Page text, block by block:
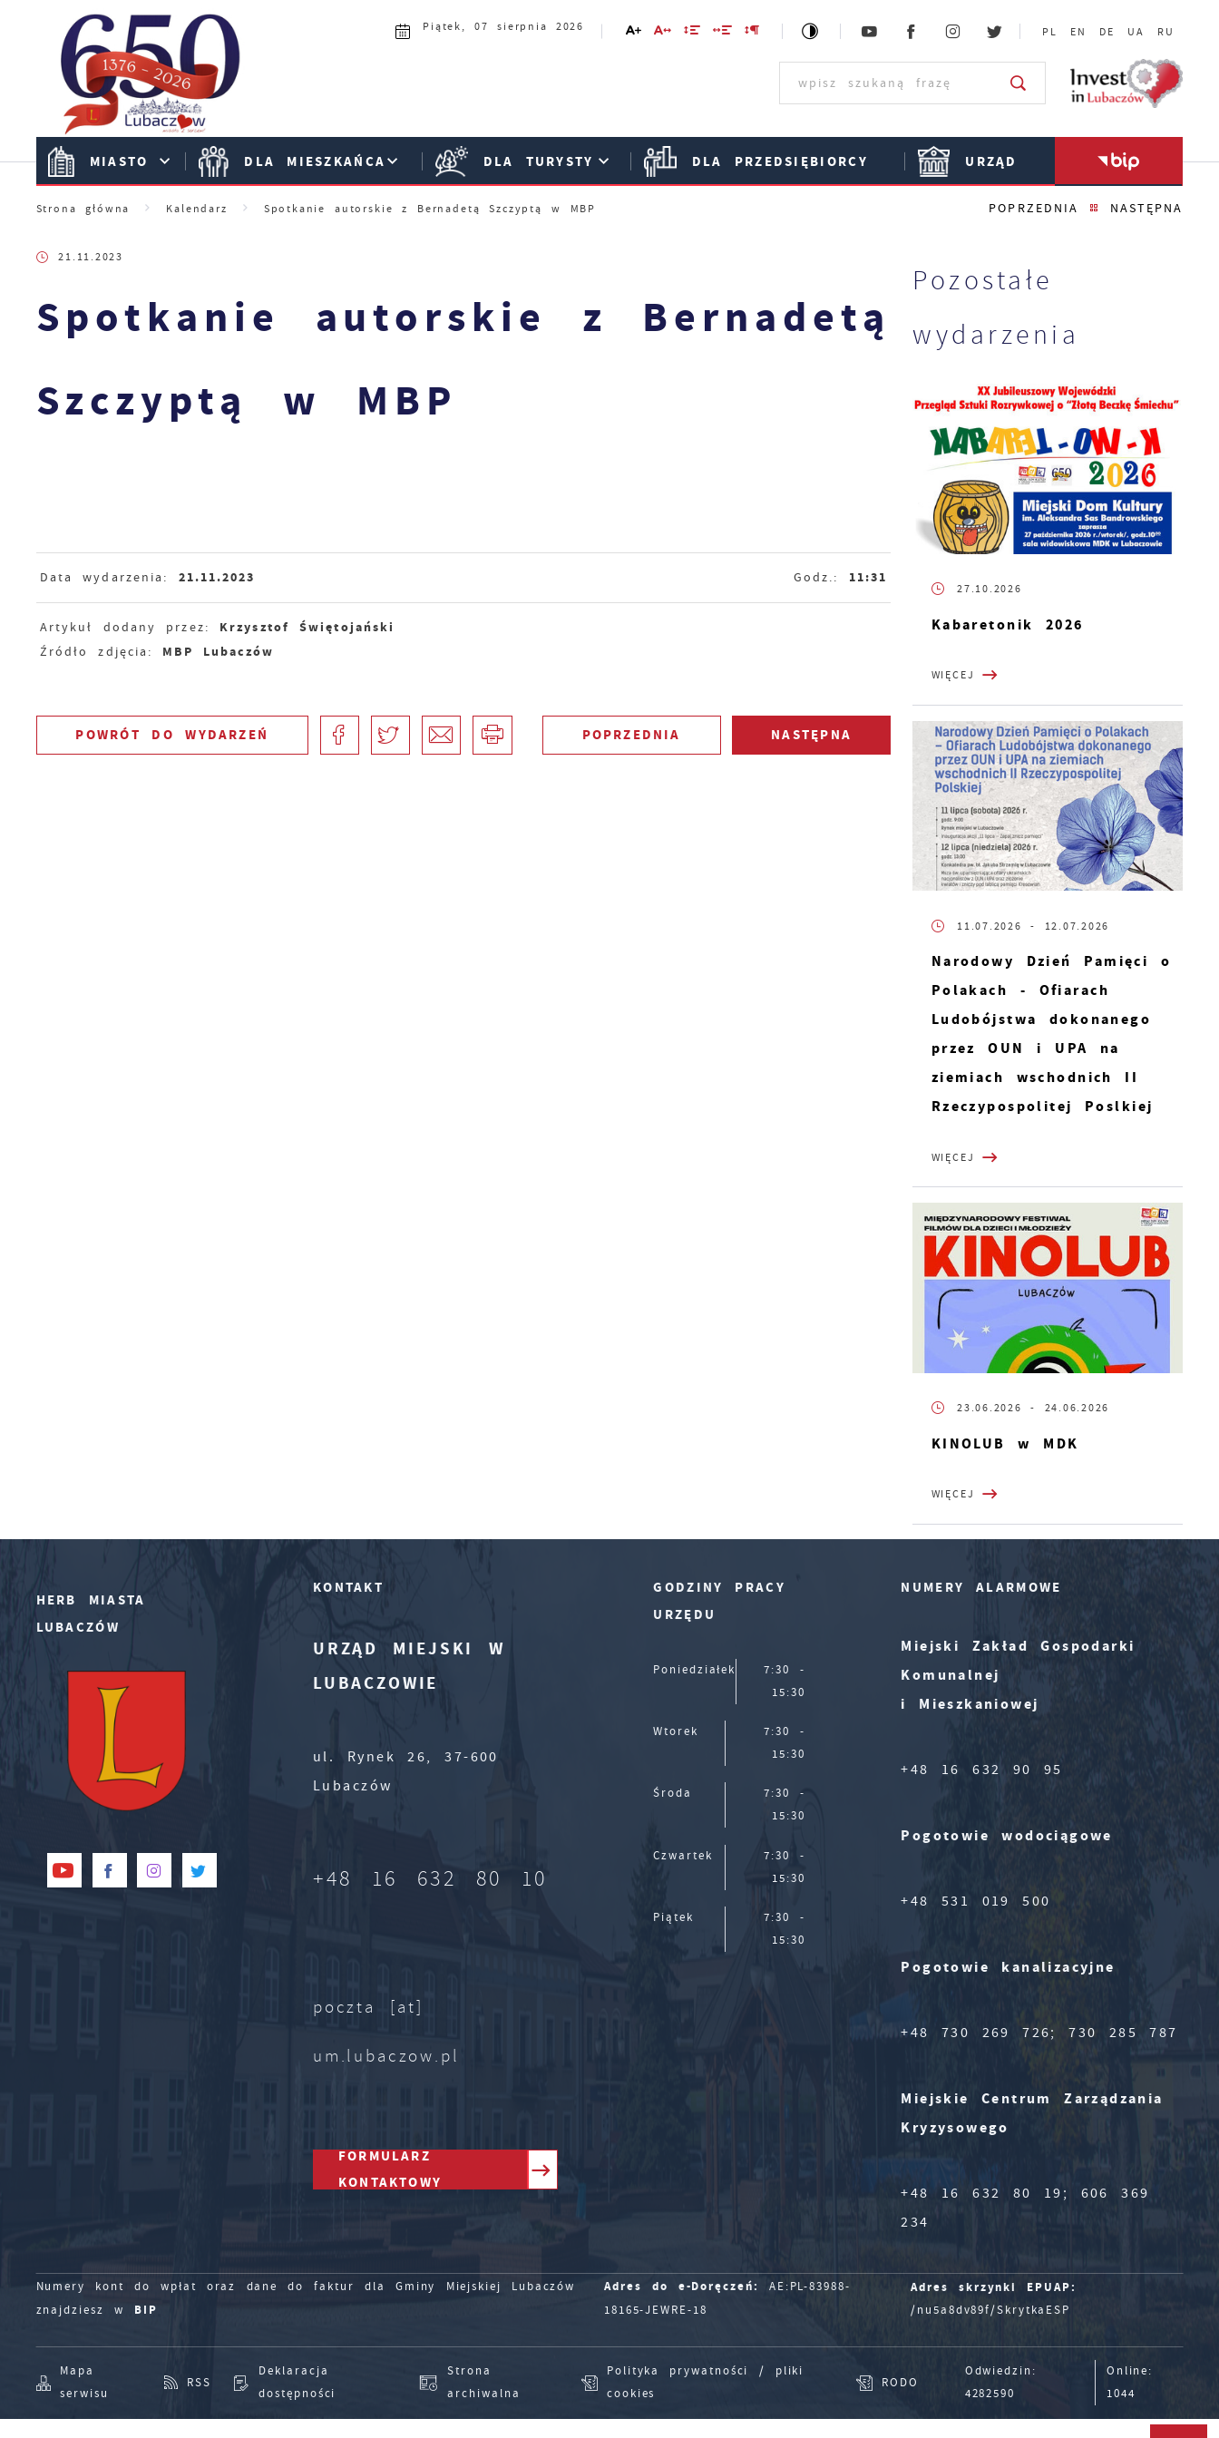
Przejdź do menu.
Przejdź do wyszukiwarki.
Przejdź do treści.
Przejdź do ustawień wielkości czcionki.
Włącz wersję kontrastową strony.
Piątek, 07 sierpnia 2026 PL EN DE UA RU
MIASTO DLA MIESZKAŃCA DLA TURYSTY DLA PRZEDSIĘBIORCY URZĄD
Strona główna Kalendarz Spotkanie autorskie z Bernadetą Szczyptą w MBP POPRZEDNIA NASTĘPNA
21.11.2023
Spotkanie autorskie z Bernadetą
Szczyptą w MBP
Data wydarzenia: 21.11.2023 Godz.: 11:31
Artykuł dodany przez: Krzysztof Świętojański
Źródło zdjęcia: MBP Lubaczów
POWRÓT DO WYDARZEŃ POPRZEDNIA NASTĘPNA
Pozostałe
wydarzenia
27.10.2026
Kabaretonik 2026
WIĘCEJ
11.07.2026 - 12.07.2026
Narodowy Dzień Pamięci o
Polakach - Ofiarach
Ludobójstwa dokonanego
przez OUN i UPA na
ziemiach wschodnich II
Rzeczypospolitej Poslkiej
WIĘCEJ
23.06.2026 - 24.06.2026
KINOLUB w MDK
WIĘCEJ
HERB MIASTA
LUBACZÓW
KONTAKT
URZĄD MIEJSKI W
LUBACZOWIE
ul. Rynek 26, 37-600
Lubaczów
+48 16 632 80 10
poczta [at]
um.lubaczow.pl
FORMULARZ
KONTAKTOWY
GODZINY PRACY
URZĘDU
Poniedziałek
7:30 -
15:30
Wtorek
7:30 -
15:30
Środa
7:30 -
15:30
Czwartek
7:30 -
15:30
Piątek
7:30 -
15:30
NUMERY ALARMOWE
Miejski Zakład Gospodarki
Komunalnej
i Mieszkaniowej
+48 16 632 90 95
Pogotowie wodociągowe
+48 531 019 500
Pogotowie kanalizacyjne
+48 730 269 726; 730 285 787
Miejskie Centrum Zarządzania
Kryzysowego
+48 16 632 80 19; 606 369
234
Numery kont do wpłat oraz dane do faktur dla Gminy Miejskiej Lubaczów
znajdziesz w BIP
Adres do e-Doręczeń:
AE:PL-83988-
18165-JEWRE-18
Adres skrzynki EPUAP:
/nu5a8dv89f/SkrytkaESP
Mapa
serwisu
RSS
Deklaracja
dostępności
Strona
archiwalna
Polityka prywatności / pliki
cookies
RODO
Odwiedzin:
4282590
Online:
1044